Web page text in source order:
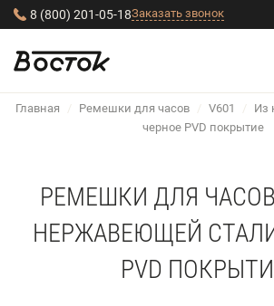
8 (800) 201-05-18Заказать звонок
Главная / Ремешки для часов / V601 /
Из
черное PVD покрытие
РЕМЕШКИ ДЛЯ ЧАСОВ
НЕРЖАВЕЮЩЕЙ
PVD